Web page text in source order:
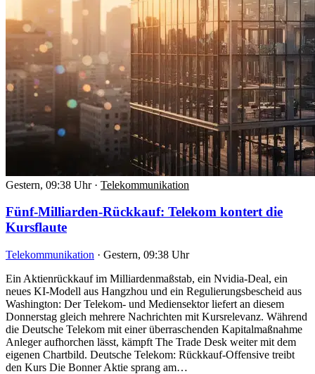
Gestern, 09:38 Uhr · Telekommunikation
Fünf-Milliarden-Rückkauf: Telekom kontert die
Kursflaute
Telekommunikation · Gestern, 09:38 Uhr
Ein Aktienrückkauf im Milliardenmaßstab, ein Nvidia-Deal, ein
neues KI-Modell aus Hangzhou und ein Regulierungsbescheid aus
Washington: Der Telekom- und Mediensektor liefert an diesem
Donnerstag gleich mehrere Nachrichten mit Kursrelevanz. Während
die Deutsche Telekom mit einer überraschenden Kapitalmaßnahme
Anleger aufhorchen lässt, kämpft The Trade Desk weiter mit dem
eigenen Chartbild. Deutsche Telekom: Rückkauf-Offensive treibt
den Kurs Die Bonner Aktie sprang am…